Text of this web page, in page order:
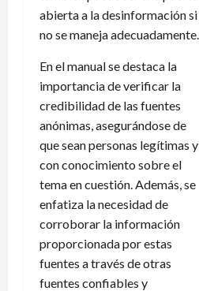
abierta a la desinformación si
no se maneja adecuadamente.
En el manual se destaca la
importancia de verificar la
credibilidad de las fuentes
anónimas, asegurándose de
que sean personas legítimas y
con conocimiento sobre el
tema en cuestión. Además, se
enfatiza la necesidad de
corroborar la información
proporcionada por estas
fuentes a través de otras
fuentes confiables y